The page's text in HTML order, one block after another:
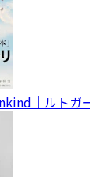
｜ルトガ